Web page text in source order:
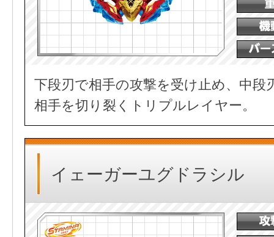
下段刃で相手の攻撃を受け止め、中段
相手を切り裂くトリプルレイヤー。
イェーガーユグドラシル